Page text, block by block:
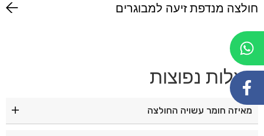
חולצה מנדפת זיעה למבוגרים
שאלות נפוצות
מאיזה חומר עשויה החולצה